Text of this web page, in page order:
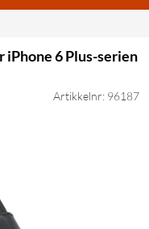
6 Plus-serien
Artikkelnr: 96187